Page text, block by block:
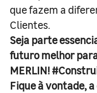
que fazem a
Clientes.
Seja parte
futuro melhor para
MERLIN!
Fique à vontade,